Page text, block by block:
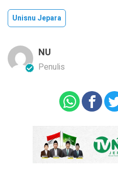
Unisnu Jepara
NU
Penulis